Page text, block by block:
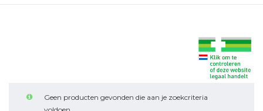
Geen producten gevonden die aan je zoekcriteria